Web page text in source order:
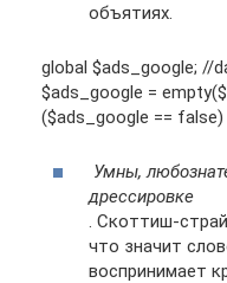
объятиях.
global $ads_google; //
$ads_google =
($ads_google ==
Умны,
дрессировке
. Скоттиш-
что значит
воспринимает